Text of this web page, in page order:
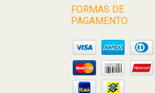
FORMAS DE
PAGAMENTO